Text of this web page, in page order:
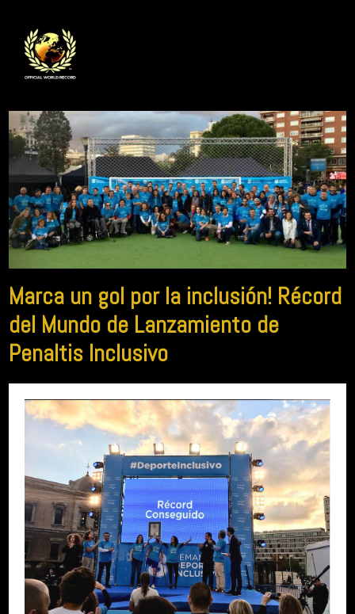
Marca un gol por la inclusión! Récord
del Mundo de Lanzamiento de
Penaltis Inclusivo